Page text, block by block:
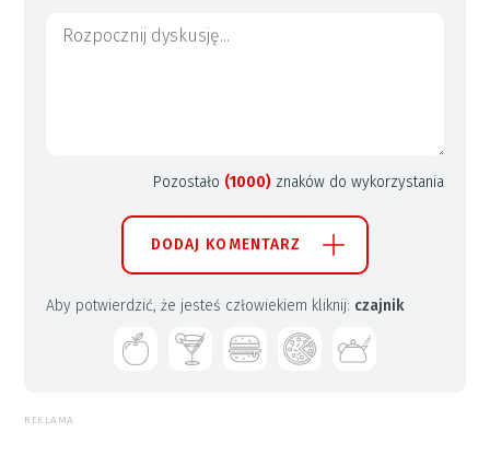
Pozostało (1000) znaków do wykorzystania
DODAJ KOMENTARZ
Aby potwierdzić, że jesteś człowiekiem kliknij: czajnik
REKLAMA